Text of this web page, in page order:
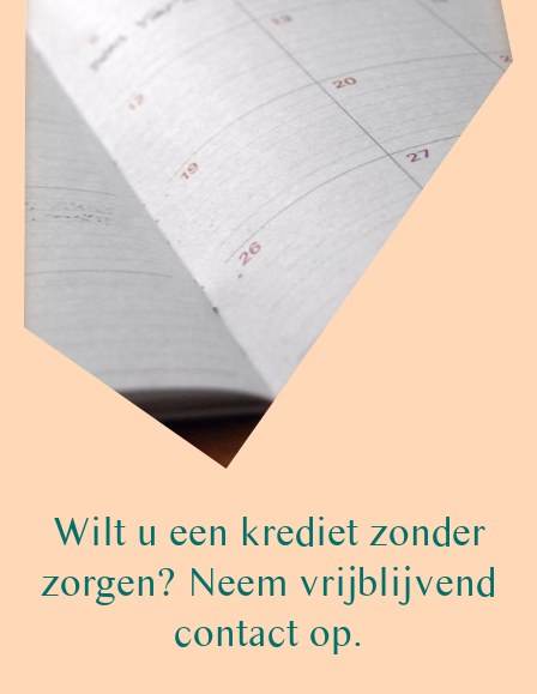
Wilt u een krediet zonder
zorgen? Neem vrijblijvend
contact op.